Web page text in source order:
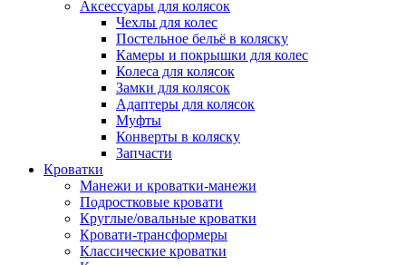
Аксессуары для колясок
Чехлы для колес
Постельное бельё в коляску
Камеры и покрышки для колес
Колеса для колясок
Замки для колясок
Адаптеры для колясок
Муфты
Конверты в коляску
Запчасти
Кроватки
Манежи и кроватки-манежи
Подростковые кровати
Круглые/овальные кроватки
Кровати-трансформеры
Классические кроватки